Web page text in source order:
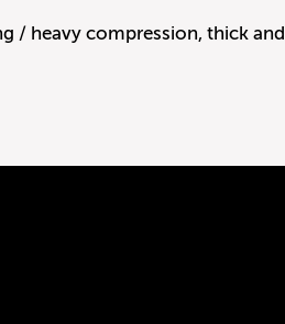
/ heavy compression, thick and